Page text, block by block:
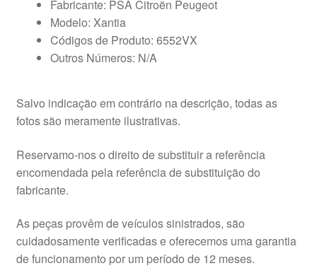
Fabricante: PSA Citroën Peugeot
Modelo: Xantia
Códigos de Produto: 6552VX
Outros Números: N/A
Salvo indicação em contrário na descrição, todas as
fotos são meramente ilustrativas.
Reservamo-nos o direito de substituir a referência
encomendada pela referência de substituição do
fabricante.
As peças provêm de veículos sinistrados, são
cuidadosamente verificadas e oferecemos uma garantia
de funcionamento por um período de 12 meses.